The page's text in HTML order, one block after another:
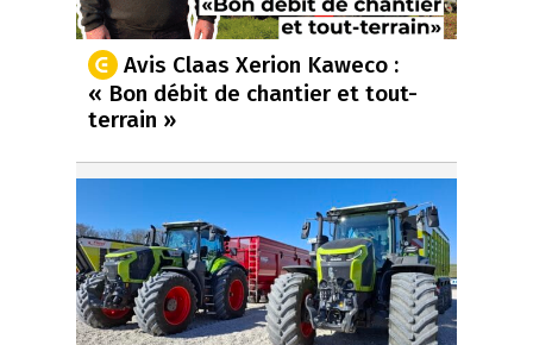
Avis Claas Xerion Kaweco :
« Bon débit de chantier et tout-
terrain »